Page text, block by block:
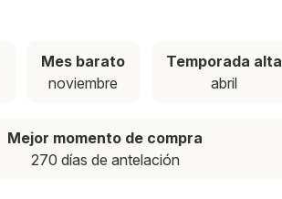
Mes barato
noviembre
Temporada alta
abril
Mejor momento de compra
270 días de antelación